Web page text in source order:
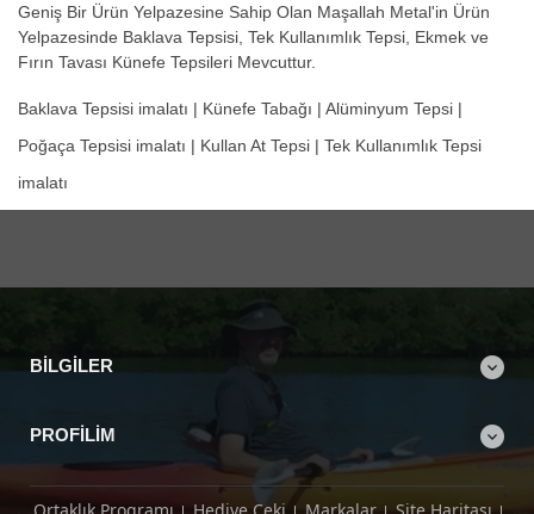
Geniş Bir Ürün Yelpazesine Sahip Olan Maşallah Metal'in Ürün
Yelpazesinde Baklava Tepsisi, Tek Kullanımlık Tepsi, Ekmek ve
Fırın Tavası Künefe Tepsileri Mevcuttur.
Baklava Tepsisi imalatı | Künefe Tabağı | Alüminyum Tepsi |
Poğaça Tepsisi imalatı | Kullan At Tepsi | Tek Kullanımlık Tepsi
imalatı
BILGILER
PROFILIM